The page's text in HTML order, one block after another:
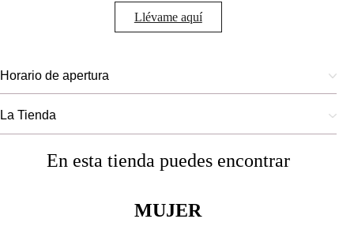
Llévame aquí
Horario de apertura
La Tienda
En esta tienda puedes encontrar
MUJER